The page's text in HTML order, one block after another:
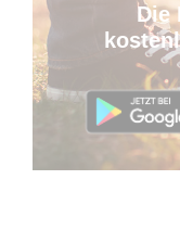
Die